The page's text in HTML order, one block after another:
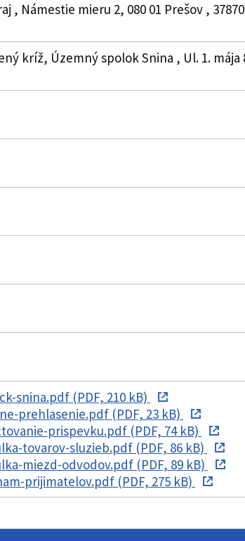
, Námestie mieru 2, 080 01 Prešov ,
kríž, Územný spolok Snina , Ul. 1. mája
snina.pdf (PDF, 210 kB)
prehlasenie.pdf (PDF, 23 kB)
prispevku.pdf (PDF, 74 kB)
tovarov-sluzieb.pdf (PDF, 86 kB)
miezd-odvodov.pdf (PDF, 89 kB)
prijimatelov.pdf (PDF, 275 kB)